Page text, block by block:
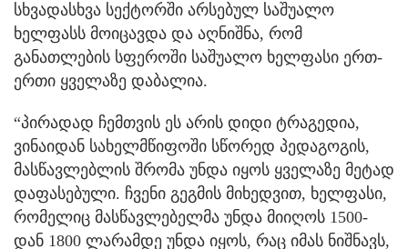
სხვადასხვა სექტორში არსებულ საშუალო
ხელფასს მოიცავდა და აღნიშნა, რომ
განათლების სფეროში საშუალო ხელფასი ერთ-
ერთი ყველაზე დაბალია.
“პირადად ჩემთვის ეს არის დიდი ტრაგედია,
ვინაიდან სახელმწიფოში სწორედ პედაგოგის,
მასწავლებლის შრომა უნდა იყოს ყველაზე მეტად
დაფასებული. ჩვენი გეგმის მიხედვით, ხელფასი,
რომელიც მასწავლებელმა უნდა მიიღოს 1500-
დან 1800 ლარამდე უნდა იყოს, რაც იმას ნიშნავს,